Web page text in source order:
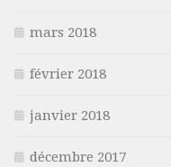
mars 2018
février 2018
janvier 2018
décembre 2017